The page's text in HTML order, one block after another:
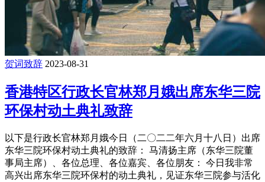
贺词致辞 2023-08-31
香港特区行政长官林郑月娥出席东华三院
环保村动土典礼致辞
以下是行政长官林郑月娥今日（二〇二二年六月十八日）出席
东华三院环保村动土典礼的致辞： 马清扬主席（东华三院董
事局主席）、各位总理、各位嘉宾、各位朋友： 今日我非常
高兴出席东华三院环保村的动土典礼，见证东华三院参与活化